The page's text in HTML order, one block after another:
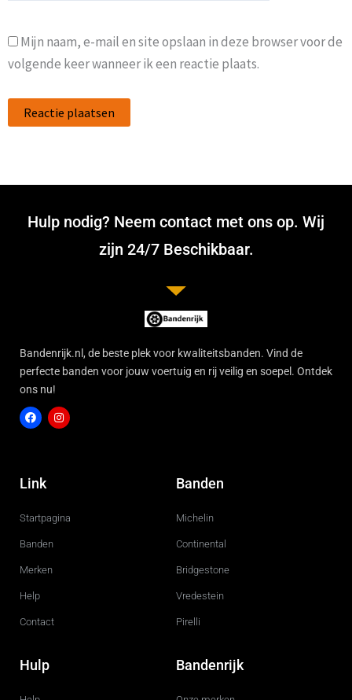
Mijn naam, e-mail en site opslaan in deze browser voor de
volgende keer wanneer ik een reactie plaats.
Hulp nodig? Neem contact met ons op. Wij
zijn 24/7 Beschikbaar.
Bandenrijk.nl, de beste plek voor kwaliteitsbanden. Vind de
perfecte banden voor jouw voertuig en rij veilig en soepel. Ontdek
ons nu!
c
e
o
g
r
Link
Startpagina
Banden
Merken
Help
Contact
Banden
Michelin
Continental
Bridgestone
Vredestein
Pirelli
Hulp Bandenrijk